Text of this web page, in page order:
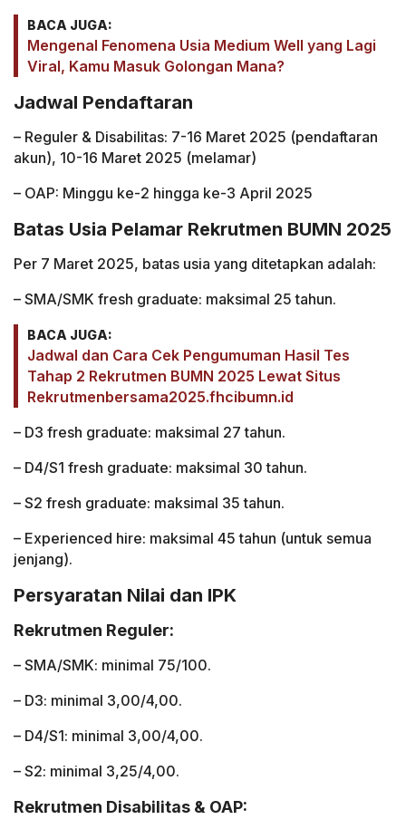
BACA JUGA:
Mengenal Fenomena Usia Medium Well yang Lagi
Viral, Kamu Masuk Golongan Mana?
Jadwal Pendaftaran
– Reguler & Disabilitas: 7-16 Maret 2025 (pendaftaran
akun), 10-16 Maret 2025 (melamar)
– OAP: Minggu ke-2 hingga ke-3 April 2025
Batas Usia Pelamar Rekrutmen BUMN 2025
Per 7 Maret 2025, batas usia yang ditetapkan adalah:
– SMA/SMK fresh graduate: maksimal 25 tahun.
BACA JUGA:
Jadwal dan Cara Cek Pengumuman Hasil Tes
Tahap 2 Rekrutmen BUMN 2025 Lewat Situs
Rekrutmenbersama2025.fhcibumn.id
– D3 fresh graduate: maksimal 27 tahun.
– D4/S1 fresh graduate: maksimal 30 tahun.
– S2 fresh graduate: maksimal 35 tahun.
– Experienced hire: maksimal 45 tahun (untuk semua
jenjang).
Persyaratan Nilai dan IPK
Rekrutmen Reguler:
– SMA/SMK: minimal 75/100.
– D3: minimal 3,00/4,00.
– D4/S1: minimal 3,00/4,00.
– S2: minimal 3,25/4,00.
Rekrutmen Disabilitas & OAP: